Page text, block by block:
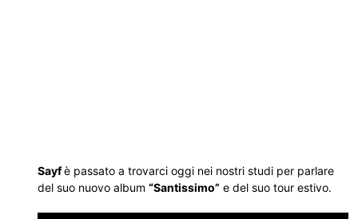
Sayfè passato a trovarci oggi nei nostri studi per parlare
del suo nuovo album “Santissimo” e del suo tour estivo.